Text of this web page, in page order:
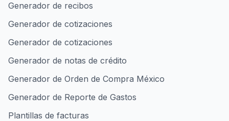
Generador de recibos
Generador de cotizaciones
Generador de cotizaciones
Generador de notas de crédito
Generador de Orden de Compra México
Generador de Reporte de Gastos
Plantillas de facturas